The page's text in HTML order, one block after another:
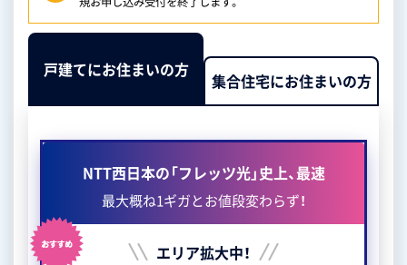
戸建てにお住まいの方
集合住宅にお住まいの方
NTT西日本の「フレッツ光」史上、最速
最大概ね1ギガとお値段変わらず！
エリア拡大中！